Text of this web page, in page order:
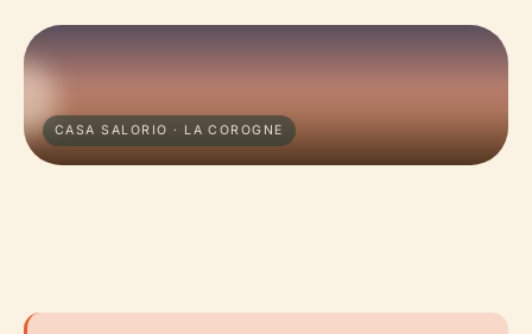
CASA SALORIO · LA COROGNE